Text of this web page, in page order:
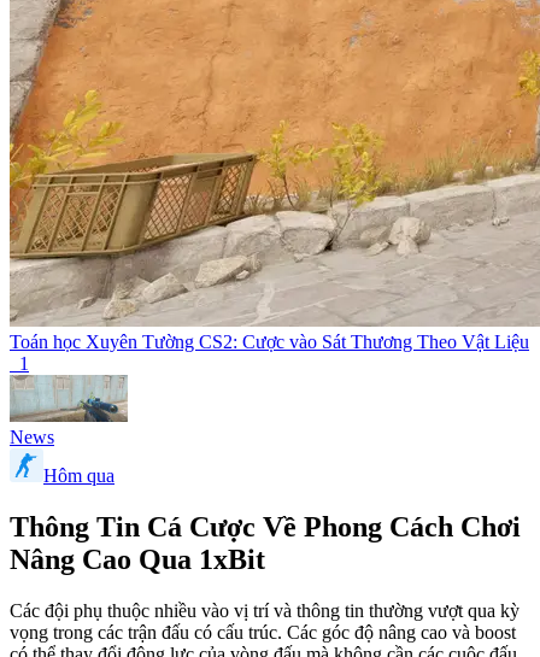
Toán học Xuyên Tường CS2: Cược vào Sát Thương Theo Vật Liệu
1
News
Hôm qua
Thông Tin Cá Cược Về Phong Cách Chơi
Nâng Cao Qua 1xBit
Các đội phụ thuộc nhiều vào vị trí và thông tin thường vượt qua kỳ
vọng trong các trận đấu có cấu trúc. Các góc độ nâng cao và boost